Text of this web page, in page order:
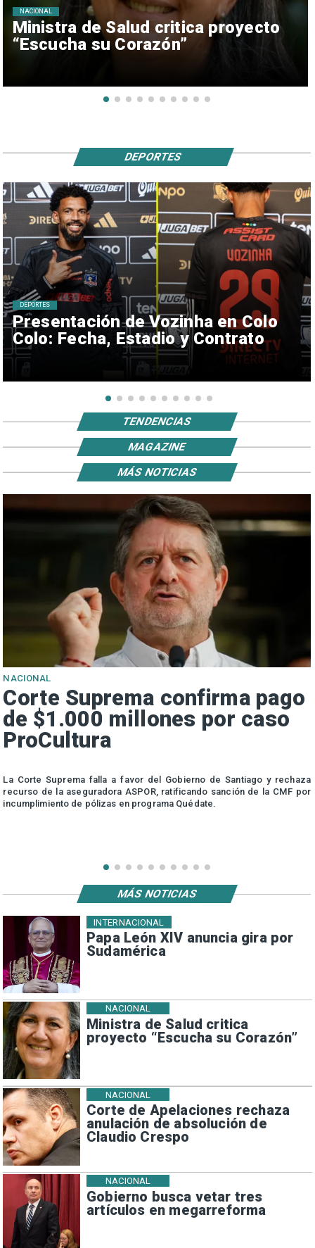
Ministra de Salud critica proyecto
“Escucha su Corazón”
NACIONAL
Presentación de Vozinha en Colo
Colo: Fecha, Estadio y Contrato
DEPORTES
DEPORTES
TENDENCIAS
MAGAZINE
NACIONAL
Corte Suprema confirma pago
de $1.000 millones por caso
ProCultura
La Corte Suprema falla a favor del Gobierno de Santiago y rechaza
recurso de la aseguradora ASPOR, ratificando sanción de la CMF por
incumplimiento de pólizas en programa Quédate.
MÁS NOTICIAS
Papa León XIV anuncia gira por
Sudamérica
INTERNACIONAL
Ministra de Salud critica
proyecto “Escucha su Corazón”
NACIONAL
Corte de Apelaciones rechaza
anulación de absolución de
Claudio Crespo
NACIONAL
Gobierno busca vetar tres
artículos en megarreforma
NACIONAL
MÁS NOTICIAS